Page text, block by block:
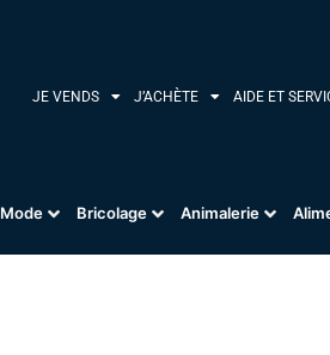
JE VENDS J’ACHÈTE AIDE ET
Mode Bricolage Animalerie